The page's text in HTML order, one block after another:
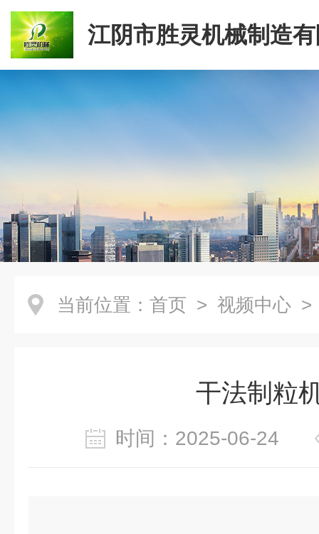
江阴市胜灵机械制造
当前位置： 首页 > 视频中心 >
干法制粒
时间：2025-06-24